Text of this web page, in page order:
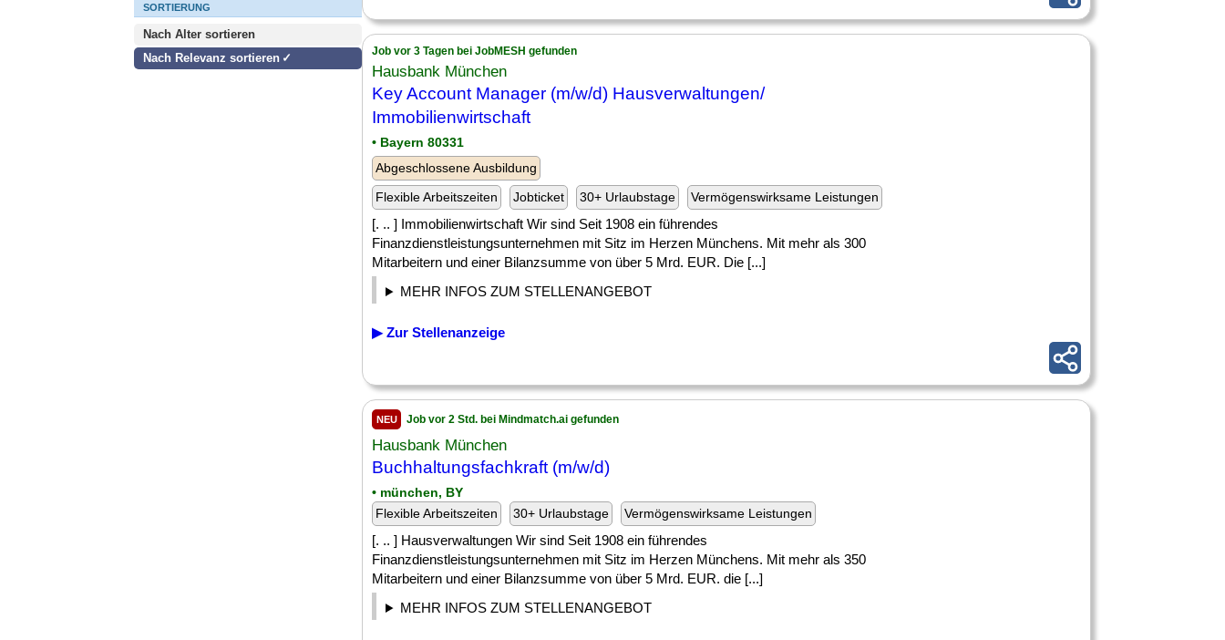
SORTIERUNG
Nach Alter sortieren
Nach Relevanz sortieren
Job vor 3 Tagen bei JobMESH gefunden
Hausbank München
Key Account Manager (m/w/d) Hausverwaltungen/
Immobilienwirtschaft
• Bayern 80331
Abgeschlossene Ausbildung
Flexible Arbeitszeiten
Jobticket 30+ Urlaubstage Vermögenswirksame Leistungen
[. .. ] Immobilienwirtschaft Wir sind Seit 1908 ein führendes
Finanzdienstleistungsunternehmen mit Sitz im Herzen Münchens. Mit mehr als 300
Mitarbeitern und einer Bilanzsumme von über 5 Mrd. EUR. Die [...]
MEHR INFOS ZUM STELLENANGEBOT
▶ Zur Stellenanzeige
NEU Job vor 2 Std. bei Mindmatch.ai gefunden
Hausbank München
Buchhaltungsfachkraft (m/w/d)
• münchen, BY
Flexible Arbeitszeiten
30+ Urlaubstage Vermögenswirksame Leistungen
[. .. ] Hausverwaltungen Wir sind Seit 1908 ein führendes
Finanzdienstleistungsunternehmen mit Sitz im Herzen Münchens. Mit mehr als 350
Mitarbeitern und einer Bilanzsumme von über 5 Mrd. EUR. die [...]
MEHR INFOS ZUM STELLENANGEBOT